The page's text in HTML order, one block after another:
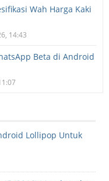
Wah Harga Kaki
14:43
Beta di Android
Lollipop Untuk